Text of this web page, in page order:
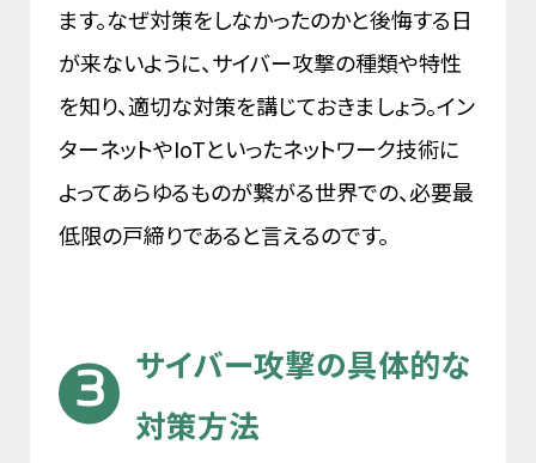
ます。なぜ対策をしなかったのかと後悔する日
が来ないように、サイバー攻撃の種類や特性
を知り、適切な対策を講じておきましょう。イン
ターネットやIoTといったネットワーク技術に
よってあらゆるものが繋がる世界での、必要最
低限の戸締りであると言えるのです。
サイバー攻撃の具体的な
対策方法